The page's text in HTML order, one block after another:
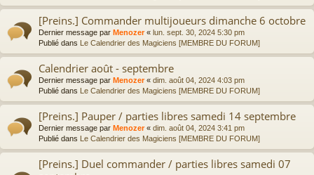
[Preins.] Commander multijoueurs dimanche 6 octobre
Dernier message par Menozer« lun. sept. 30, 2024 5:30 pm
Publié dans Le Calendrier des Magiciens [MEMBRE DU FORUM]
Calendrier août - septembre
Dernier message par Menozer« dim. août 04, 2024 4:03 pm
Publié dans Le Calendrier des Magiciens [MEMBRE DU FORUM]
[Preins.] Pauper / parties libres samedi 14 septembre
Dernier message par Menozer« dim. août 04, 2024 3:41 pm
Publié dans Le Calendrier des Magiciens [MEMBRE DU FORUM]
[Preins.] Duel commander / parties libres samedi 07